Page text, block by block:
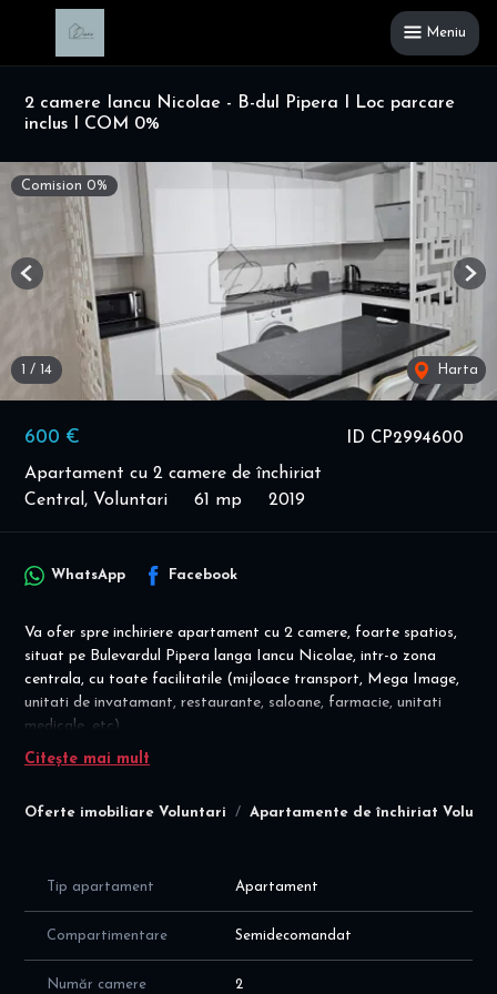
Meniu
2 camere Iancu Nicolae - B-dul Pipera I Loc parcare
inclus I COM 0%
ID CP2994600
600 €
Apartament cu 2 camere de închiriat
Central, Voluntari
61 mp 2019
Comision 0%
1 / 14 Harta
Previous
Oferte imobiliare Voluntari Apartamente de închiriat
WhatsApp Facebook
Va ofer spre inchiriere apartament cu 2 camere, foarte spatios,
situat pe Bulevardul Pipera langa Iancu Nicolae, intr-o zona
centrala, cu toate facilitatile (mijloace transport, Mega Image,
unitati de invatamant, restaurante, saloane, farmacie, unitati
medicale, etc).
Disponibilitate imediata! Complet mobilat si utilat! Loc de
compartimentare moderna si eficienta a spatiilor, dupa um
- hol intrare cu cuier si dressing + hol interior
- living spatios de 30 mp de cu zona de relaxare si zona de
Citește mai mult
Tip apartament Apartament
Compartimentare Semidecomandat
Număr camere 2